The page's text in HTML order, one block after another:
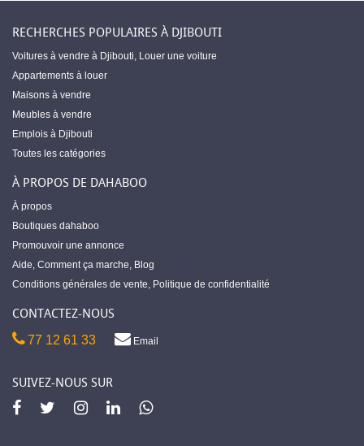
RECHERCHES POPULAIRES À DJIBOUTI
Voitures à vendre à Djibouti, Louer une voiture
Appartements à louer
Maisons à vendre
Meubles à vendre
Emplois à Djibouti
Toutes les catégories
À PROPOS DE DAHABOO
À propos
Boutiques dahaboo
Promouvoir une annonce
Aide, Comment ça marche, Blog
Conditions générales de vente, Politique de confidentialité
CONTACTEZ-NOUS
77 12 61 33 Email
SUIVEZ-NOUS SUR